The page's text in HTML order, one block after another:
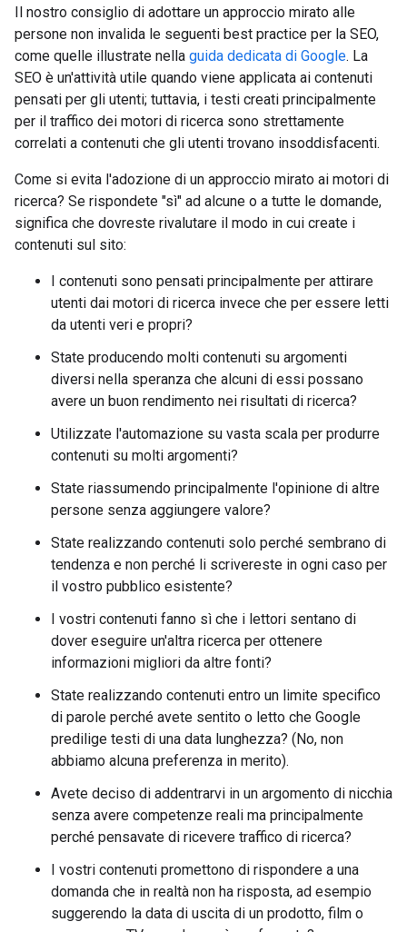
Il nostro consiglio di adottare un approccio mirato alle
persone non invalida le seguenti best practice per la SEO,
come quelle illustrate nella guida dedicata di Google. La
SEO è un'attività utile quando viene applicata ai contenuti
pensati per gli utenti; tuttavia, i testi creati principalmente
per il traffico dei motori di ricerca sono strettamente
correlati a contenuti che gli utenti trovano insoddisfacenti.
Come si evita l'adozione di un approccio mirato ai motori di
ricerca? Se rispondete "sì" ad alcune o a tutte le domande,
significa che dovreste rivalutare il modo in cui create i
contenuti sul sito:
I contenuti sono pensati principalmente per attirare
utenti dai motori di ricerca invece che per essere letti
da utenti veri e propri?
State producendo molti contenuti su argomenti
diversi nella speranza che alcuni di essi possano
avere un buon rendimento nei risultati di ricerca?
Utilizzate l'automazione su vasta scala per produrre
contenuti su molti argomenti?
State riassumendo principalmente l'opinione di altre
persone senza aggiungere valore?
State realizzando contenuti solo perché sembrano di
tendenza e non perché li scrivereste in ogni caso per
il vostro pubblico esistente?
I vostri contenuti fanno sì che i lettori sentano di
dover eseguire un'altra ricerca per ottenere
informazioni migliori da altre fonti?
State realizzando contenuti entro un limite specifico
di parole perché avete sentito o letto che Google
predilige testi di una data lunghezza? (No, non
abbiamo alcuna preferenza in merito).
Avete deciso di addentrarvi in un argomento di nicchia
senza avere competenze reali ma principalmente
perché pensavate di ricevere traffico di ricerca?
I vostri contenuti promettono di rispondere a una
domanda che in realtà non ha risposta, ad esempio
suggerendo la data di uscita di un prodotto, film o